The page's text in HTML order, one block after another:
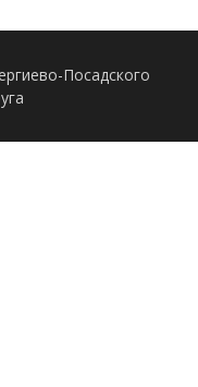
Посадского